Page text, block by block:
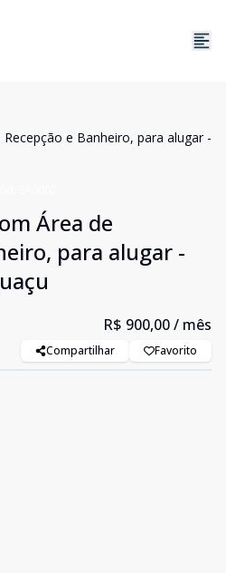
e Banheiro, para alugar -
Área de
para alugar -
R$ 900,00/ mês
Compartilhar Favorito